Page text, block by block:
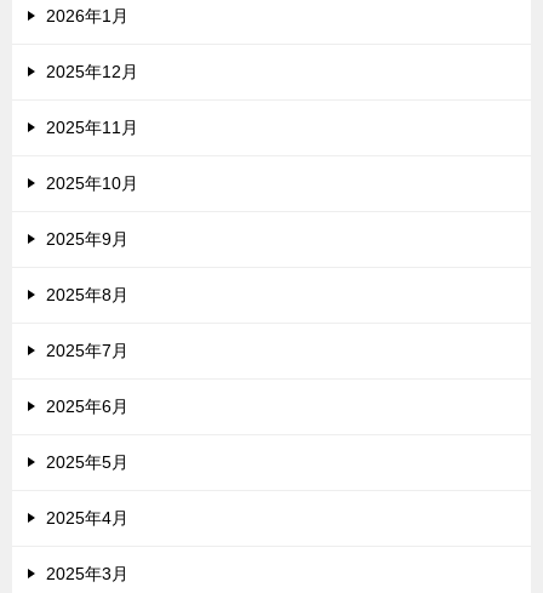
2026年1月
2025年12月
2025年11月
2025年10月
2025年9月
2025年8月
2025年7月
2025年6月
2025年5月
2025年4月
2025年3月